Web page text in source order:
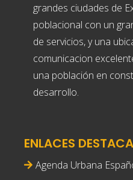
grandes ciudades de
poblacional con un
de servicios, y una
comunicacion
una población en
desarrollo.
ENLACES
Agenda Urbana